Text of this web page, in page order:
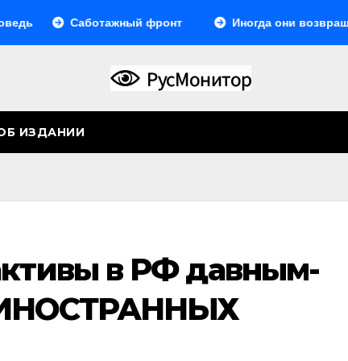
Саботажный фронт Иногда они возвращаются…
ИЗДАНИИ
в РФ давным-